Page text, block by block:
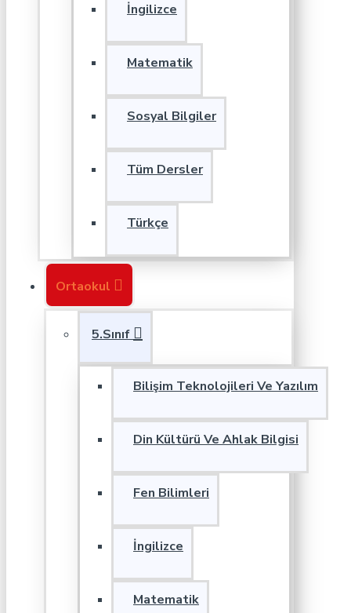
İngilizce
Matematik
Sosyal Bilgiler
Tüm Dersler
Türkçe
Ortaokul
5.Sınıf
Bilişim Teknolojileri Ve Yazılım
Din Kültürü Ve Ahlak Bilgisi
Fen Bilimleri
İngilizce
Matematik